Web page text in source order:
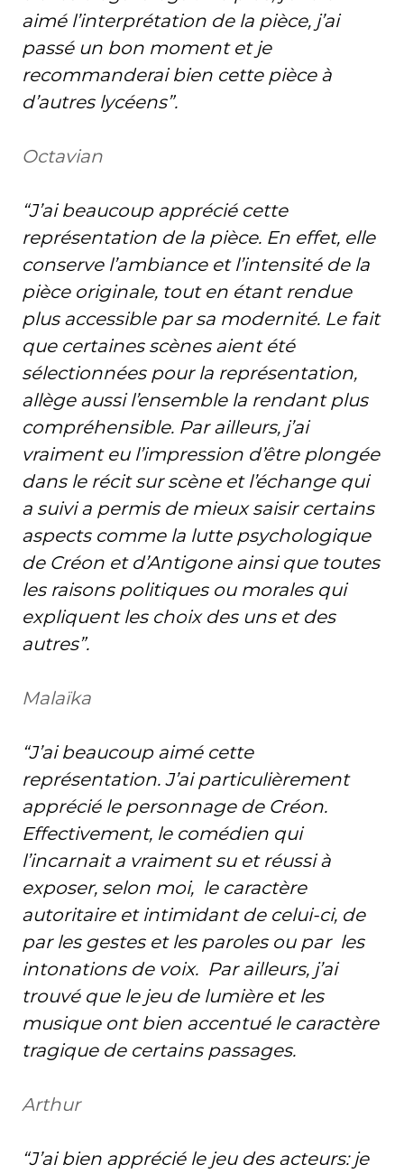
aimé l’interprétation de la pièce, j’ai
passé un bon moment et je
recommanderai bien cette pièce à
d’autres lycéens”.
Octavian
“J’ai beaucoup apprécié cette
représentation de la pièce. En effet, elle
conserve l’ambiance et l’intensité de la
pièce originale, tout en étant rendue
plus accessible par sa modernité. Le fait
que certaines scènes aient été
sélectionnées pour la représentation,
allège aussi l’ensemble la rendant plus
compréhensible. Par ailleurs, j’ai
vraiment eu l’impression d’être plongée
dans le récit sur scène et l’échange qui
a suivi a permis de mieux saisir certains
aspects comme la lutte psychologique
de Créon et d’Antigone ainsi que toutes
les raisons politiques ou morales qui
expliquent les choix des uns et des
autres”.
Malaïka
“J’ai beaucoup aimé cette
représentation. J’ai particulièrement
apprécié le personnage de Créon.
Effectivement, le comédien qui
l’incarnait a vraiment su et réussi à
exposer, selon moi, le caractère
autoritaire et intimidant de celui-ci, de
par les gestes et les paroles ou par les
intonations de voix. Par ailleurs, j’ai
trouvé que le jeu de lumière et les
musique ont bien accentué le caractère
tragique de certains passages.
Arthur
“J’ai bien apprécié le jeu des acteurs: je